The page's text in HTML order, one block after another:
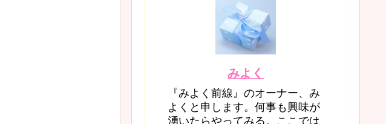
みよく
『みよく前線』のオーナー、み
よくと申します。何事も興味が
湧いたらやってみる。ここでは